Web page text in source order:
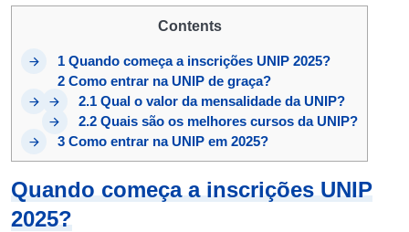
Contents
1 Quando começa a inscrições UNIP 2025?
2 Como entrar na UNIP de graça?
2.1Qual o valor da mensalidade da UNIP?
2.2Quais são os melhores cursos da UNIP?
3 Como entrar na UNIP em 2025?
Quando começa a inscrições UNIP
2025?